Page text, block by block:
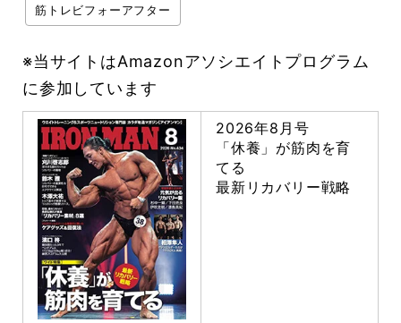
筋トレビフォーアフター
※当サイトはAmazonアソシエイトプログラム
に参加しています
2026年8月号
「休養」が筋肉を育
てる
最新リカバリー戦略